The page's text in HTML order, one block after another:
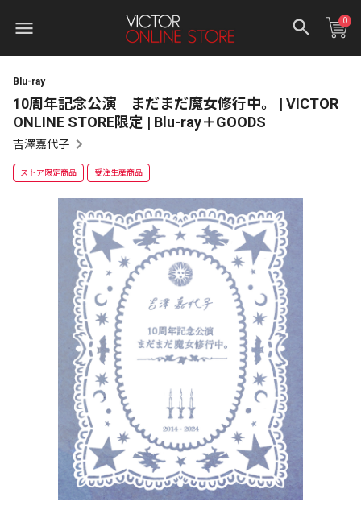
0
Blu-ray
10周年記念公演 まだまだ魔女修行中。 | VICTOR
ONLINE STORE限定 | Blu-ray＋GOODS
吉澤嘉代子
ストア限定商品 受注生産商品